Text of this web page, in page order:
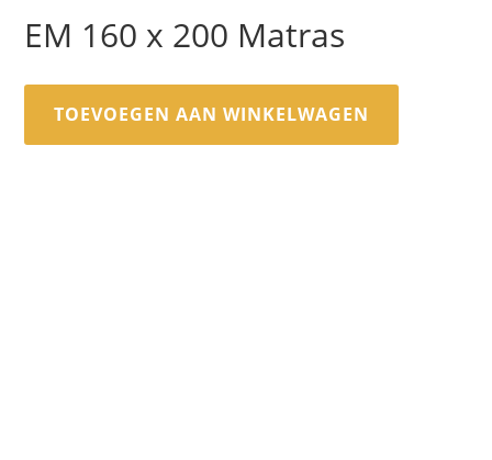
EM 160 x 200 Matras
TOEVOEGEN AAN WINKELWAGEN